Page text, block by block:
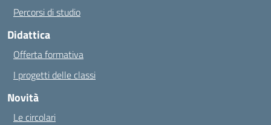
Percorsi di studio
Didattica
Offerta formativa
I progetti delle classi
Novità
Le circolari